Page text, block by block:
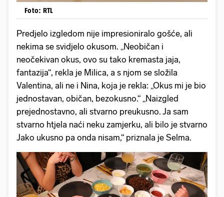
Foto: RTL
Predjelo izgledom nije impresioniralo gošće, ali
nekima se svidjelo okusom. „Neobičan i
neočekivan okus, ovo su tako kremasta jaja,
fantazija“, rekla je Milica, a s njom se složila
Valentina, ali ne i Nina, koja je rekla: „Okus mi je bio
jednostavan, običan, bezokusno.“ „Naizgled
prejednostavno, ali stvarno preukusno. Ja sam
stvarno htjela naći neku zamjerku, ali bilo je stvarno
Jako ukusno pa onda nisam,“ priznala je Selma.